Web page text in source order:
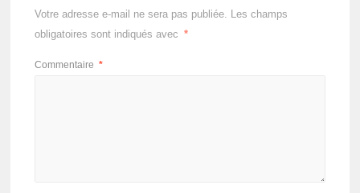
Votre adresse e-mail ne sera pas publiée. Les champs
obligatoires sont indiqués avec
*
Commentaire *